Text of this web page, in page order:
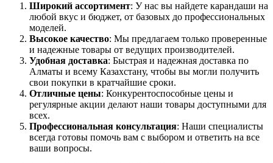
Широкий ассортимент: У нас вы найдете карандаши на
любой вкус и бюджет, от базовых до профессиональных
моделей.
Высокое качество: Мы предлагаем только проверенные
и надежные товары от ведущих производителей.
Удобная доставка: Быстрая и надежная доставка по
Алматы и всему Казахстану, чтобы вы могли получить
свои покупки в кратчайшие сроки.
Отличные цены: Конкурентоспособные цены и
регулярные акции делают наши товары доступными для
всех.
Профессиональная консультация: Наши специалисты
всегда готовы помочь вам с выбором и ответить на все
ваши вопросы.